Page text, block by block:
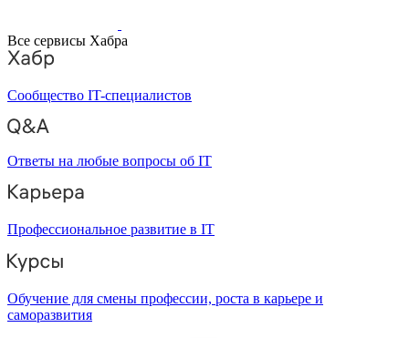
Все сервисы Хабра
Сообщество IT-специалистов
Ответы на любые вопросы об IT
Профессиональное развитие в IT
Обучение для смены профессии, роста в карьере и
саморазвития